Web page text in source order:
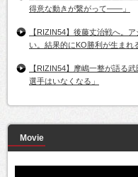
得意な動きが繋がって――」
【RIZIN54】後藤丈治戦へ。
い。結果的にKO勝利が生まれ
【RIZIN54】摩嶋一整が語る
選手はいなくなる」
Movie